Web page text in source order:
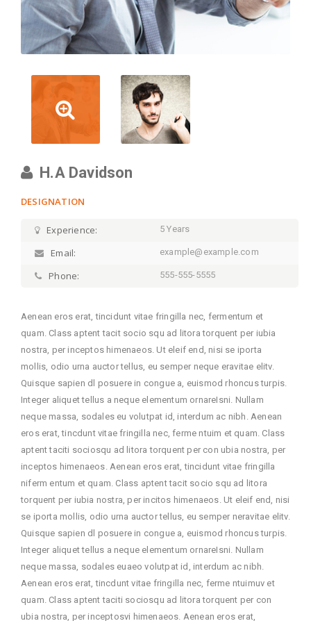
H.A Davidson
DESIGNATION
Experience: 5 Years
Email: example@example.com
Phone: 555-555-5555
Aenean eros erat, tincidunt vitae fringilla nec, fermentum et
quam. Class aptent tacit socio squ ad litora torquent per iubia
nostra, per inceptos himenaeos. Ut eleif end, nisi se iporta
mollis, odio urna auctor tellus, eu semper neque eravitae elitv.
Quisque sapien dl posuere in congue a, euismod rhoncus turpis.
Integer aliquet tellus a neque elementum ornareIsni. Nullam
neque massa, sodales eu volutpat id, interdum ac nibh. Aenean
eros erat, tincdunt vitae fringilla nec, ferme ntuim et quam. Class
aptent taciti sociosqu ad litora torquent per con ubia nostra, per
inceptos himenaeos. Aenean eros erat, tincidunt vitae fringilla
niferm entum et quam. Class aptent tacit socio squ ad litora
torquent per iubia nostra, per incitos himenaeos. Ut eleif end, nisi
se iporta mollis, odio urna auctor tellus, eu semper neravitae elitv.
Quisque sapien dl posuere in congue a, euismod rhoncus turpis.
Integer aliquet tellus a neque elementum ornareIsni. Nullam
neque massa, sodales euaeo volutpat id, interdum ac nibh.
Aenean eros erat, tincdunt vitae fringilla nec, ferme ntuimuv et
quam. Class aptent taciti sociosqu ad litora torquent per con
ubia nostra, per inceptosvi himenaeos. Aenean eros erat,